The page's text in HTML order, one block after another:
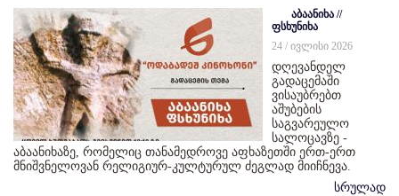
აბაანიხა //
ფსხუნიხა
24 / ივლისი 2026
დღევანდელ
გადაცემაში
ვისაუბრებთ
აშუბების
საგვარეულო
სალოცავზე -
აბაანიხაზე, რომელიც თანამედროვე აფხაზეთში ერთ-ერთ
მნიშვნელოვან რელიგიურ-კულტურულ ძეგლად მიიჩნევა.
სრულად